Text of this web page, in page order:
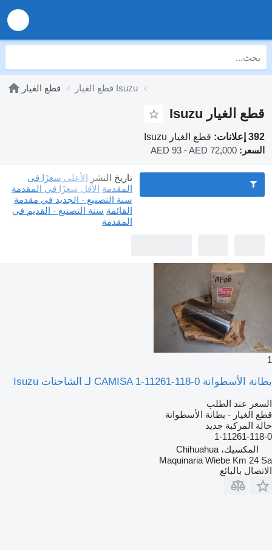
قطع الغيار قطع الغيار Isuzu
قطع الغيار Isuzu
392 إعلانات:
قطع الغيار Isuzu
السعر: AED 93 - AED 72,000
تاريخ النشر الأعلى سعرًا في
المقدمة الأقل سعرًا في المقدمة
سنة التصنيع - الجديد في مقدمة
القائمة سنة التصنيع - القديم في
المقدمة
1
بطانة الأسطوانة CAMISA 1-11261-118-0 لـ الشاحنات Isuzu
السعر عند الطلب
قطع الغيار - بطانة الأسطوانة
حالة المركبة جديد
1-11261-118-0
المكسيك، Chihuahua
Maquinaria Wiebe Km 24 Sa
الاتصال بالبائع